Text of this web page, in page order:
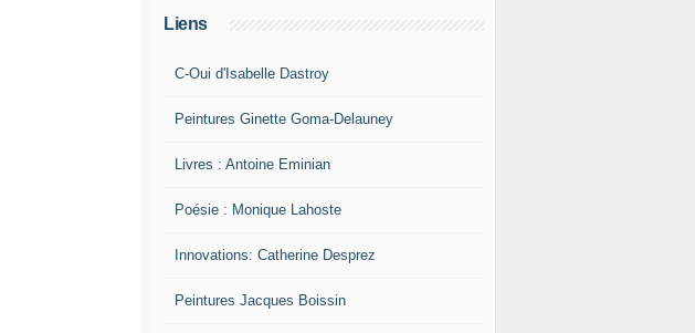
Liens
C-Oui d'Isabelle Dastroy
Peintures Ginette Goma-Delauney
Livres : Antoine Eminian
Poésie : Monique Lahoste
Innovations: Catherine Desprez
Peintures Jacques Boissin